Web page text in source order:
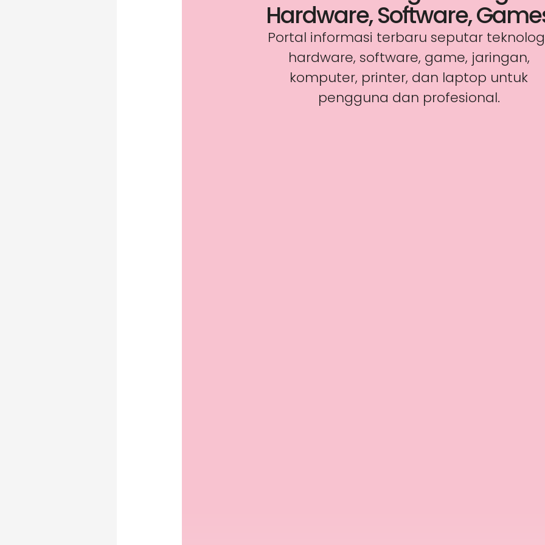
Hardware, Software,
Portal informasi terbaru seputar
hardware, software, game, jaringan,
komputer, printer, dan laptop untuk
pengguna dan profesional.